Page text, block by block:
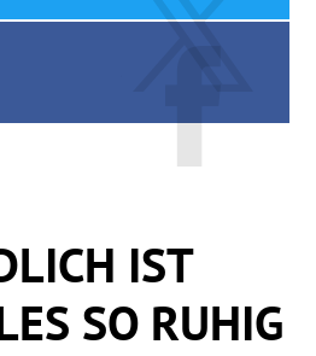
IST
SO RUHIG